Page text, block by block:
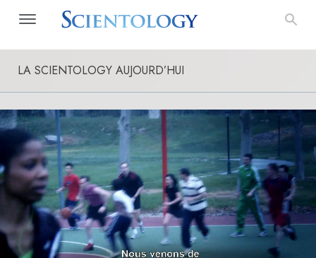
LA SCIENTOLOGY AUJOURD’HUI